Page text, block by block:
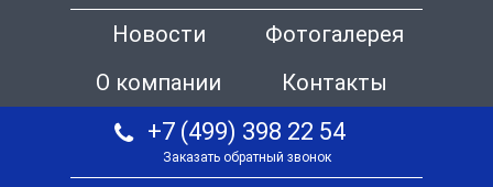
Новости
Фотогалерея
О компании
Контакты
+7 (499) 398 22 54
Заказать обратный звонок